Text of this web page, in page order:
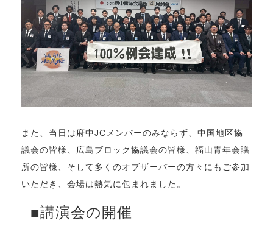
また、当日は府中JCメンバーのみならず、中国地区協
議会の皆様、広島ブロック協議会の皆様、福山青年会議
所の皆様、そして多くのオブザーバーの方々にもご参加
いただき、会場は熱気に包まれました。
■講演会の開催